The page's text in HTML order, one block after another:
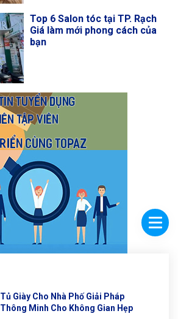
Top 6 Salon tóc tại TP. Rạch
Giá làm mới phong cách của
bạn
Tủ Giày Cho Nhà Phố Giải Pháp
Thông Minh Cho Không Gian Hẹp